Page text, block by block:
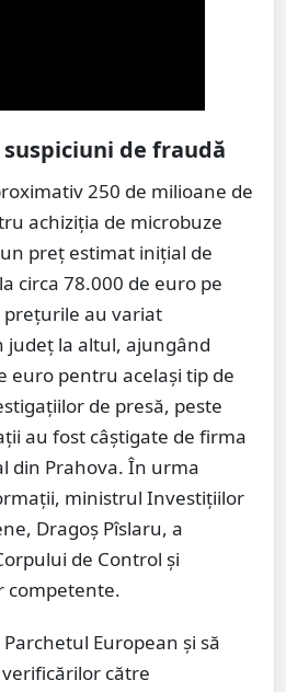
de fraudă
250 de milioane de
achiziția de microbuze
preț estimat inițial de
circa 78.000 de euro pe
au variat
județ la altul, ajungând
euro pentru același tip de
de presă, peste
au fost câștigate de firma
din Prahova. În urma
ministrul Investițiilor
Dragoș Pîslaru, a
de Control și
competente.
Parchetul European și să
către